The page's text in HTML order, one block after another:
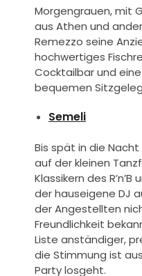
Morgengrauen, mit
aus Athen und
Remezzo seine
hochwertiges
Cocktailbar und
bequemen
Semeli
Bis spät in die
auf der kleinen
Klassikern des
der hauseigene DJ
der Angestellten
Freundlichkeit
Liste anständiger,
die Stimmung ist
Party losgeht.